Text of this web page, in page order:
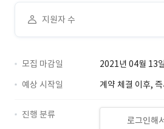
지원자 수
모집 마감일
2021년 04월 13일
예상 시작일
계약 체결 이후,
로그인해
진행 분류